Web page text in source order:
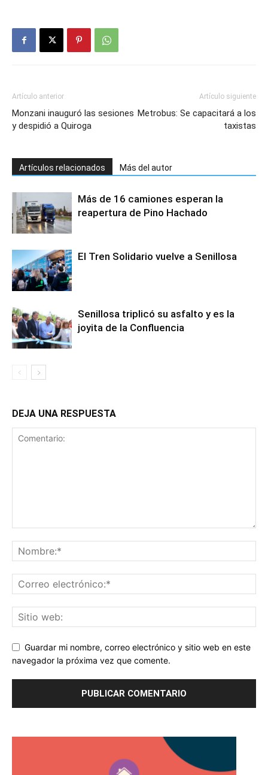
Artículo anterior
Monzani inauguró las sesiones
y despidió a Quiroga
Artículo siguiente
Metrobus: Se capacitará a los
taxistas
Artículos relacionados Más del autor
Más de 16 camiones esperan la
reapertura de Pino Hachado
El Tren Solidario vuelve a Senillosa
Senillosa triplicó su asfalto y es la
joyita de la Confluencia
DEJA UNA RESPUESTA
Guardar mi nombre, correo electrónico y sitio web en este
navegador la próxima vez que comente.